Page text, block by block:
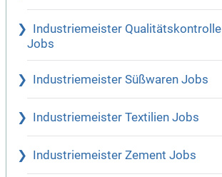
Industriemeister Qualitätskontrolle
Jobs
Industriemeister Süßwaren Jobs
Industriemeister Textilien Jobs
Industriemeister Zement Jobs